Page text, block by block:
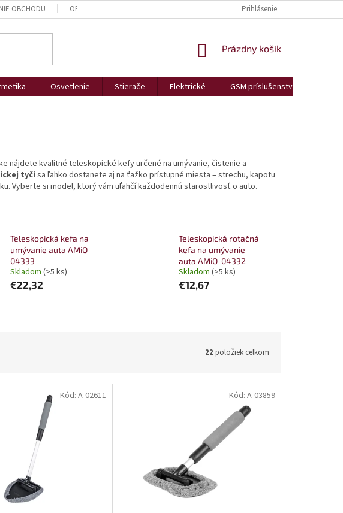
OBCHODU OBCHODNÉ PODMIENKY REKLAMÁCIE A VRÁTENIAPrihlásenie
NÁKUPNÝ
Prázdny košík
Osvetlenie Stierače Elektrické GSM príslušenstvo
nájdete kvalitné teleskopické kefy určené na umývanie, čistenie a
tyčisa ľahko dostanete aj na ťažko prístupné miesta – strechu, kapotu
Vyberte si model, ktorý vám uľahčí každodennú starostlivosť o auto.
Teleskopická kefa na
umývanie auta AMiO-
04333
Skladom (>5 ks)
€22,32
Teleskopická rotačná
kefa na umývanie
auta AMiO-04332
Skladom (>5 ks)
€12,67
22položiek celkom
Kód: A-02611 Kód: A-03859